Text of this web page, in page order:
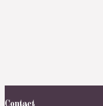
Contact